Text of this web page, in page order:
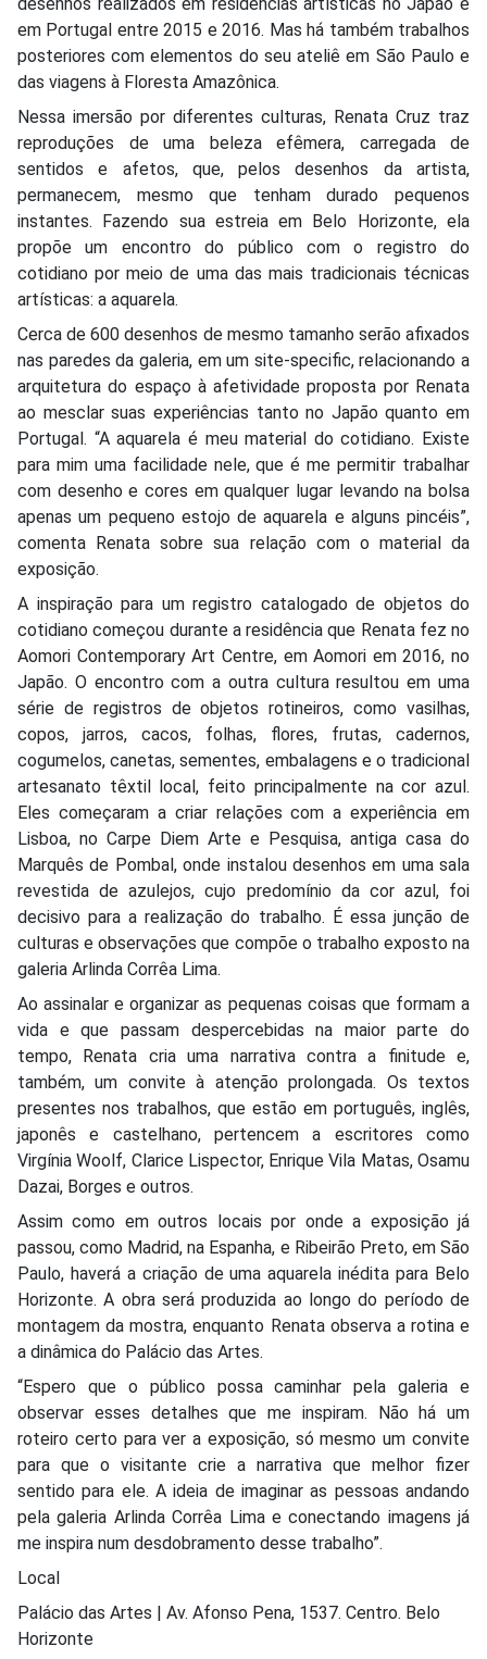
em Portugal entre 2015 e 2016. Mas há também trabalhos
posteriores com elementos do seu ateliê em São Paulo e
das viagens à Floresta Amazônica.
Nessa imersão por diferentes culturas, Renata Cruz traz
reproduções de uma beleza efêmera, carregada de
sentidos e afetos, que, pelos desenhos da artista,
permanecem, mesmo que tenham durado pequenos
instantes. Fazendo sua estreia em Belo Horizonte, ela
propõe um encontro do público com o registro do
cotidiano por meio de uma das mais tradicionais técnicas
artísticas: a aquarela.
Cerca de 600 desenhos de mesmo tamanho serão afixados
nas paredes da galeria, em um site-specific, relacionando a
arquitetura do espaço à afetividade proposta por Renata
ao mesclar suas experiências tanto no Japão quanto em
Portugal. “A aquarela é meu material do cotidiano. Existe
para mim uma facilidade nele, que é me permitir trabalhar
com desenho e cores em qualquer lugar levando na bolsa
apenas um pequeno estojo de aquarela e alguns pincéis”,
comenta Renata sobre sua relação com o material da
exposição.
A inspiração para um registro catalogado de objetos do
cotidiano começou durante a residência que Renata fez no
Aomori Contemporary Art Centre, em Aomori em 2016, no
Japão. O encontro com a outra cultura resultou em uma
série de registros de objetos rotineiros, como vasilhas,
copos, jarros, cacos, folhas, flores, frutas, cadernos,
cogumelos, canetas, sementes, embalagens e o tradicional
artesanato têxtil local, feito principalmente na cor azul.
Eles começaram a criar relações com a experiência em
Lisboa, no Carpe Diem Arte e Pesquisa, antiga casa do
Marquês de Pombal, onde instalou desenhos em uma sala
revestida de azulejos, cujo predomínio da cor azul, foi
decisivo para a realização do trabalho. É essa junção de
culturas e observações que compõe o trabalho exposto na
galeria Arlinda Corrêa Lima.
Ao assinalar e organizar as pequenas coisas que formam a
vida e que passam despercebidas na maior parte do
tempo, Renata cria uma narrativa contra a finitude e,
também, um convite à atenção prolongada. Os textos
presentes nos trabalhos, que estão em português, inglês,
japonês e castelhano, pertencem a escritores como
Virgínia Woolf, Clarice Lispector, Enrique Vila Matas, Osamu
Dazai, Borges e outros.
Assim como em outros locais por onde a exposição já
passou, como Madrid, na Espanha, e Ribeirão Preto, em São
Paulo, haverá a criação de uma aquarela inédita para Belo
Horizonte. A obra será produzida ao longo do período de
montagem da mostra, enquanto Renata observa a rotina e
a dinâmica do Palácio das Artes.
“Espero que o público possa caminhar pela galeria e
observar esses detalhes que me inspiram. Não há um
roteiro certo para ver a exposição, só mesmo um convite
para que o visitante crie a narrativa que melhor fizer
sentido para ele. A ideia de imaginar as pessoas andando
pela galeria Arlinda Corrêa Lima e conectando imagens já
me inspira num desdobramento desse trabalho”.
Local
Palácio das Artes | Av. Afonso Pena, 1537. Centro. Belo
Horizonte